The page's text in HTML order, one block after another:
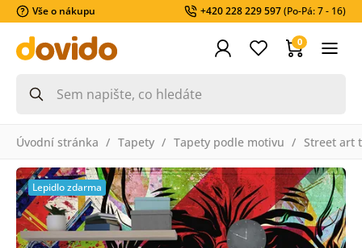
Vše o nákupu +420 228 229 597(Po-Pá: 7 - 16)
0
Úvodní stránka Tapety Tapety podle motivu Street art
Lepidlo zdarma